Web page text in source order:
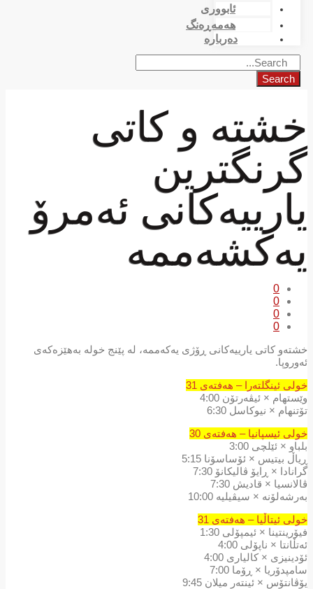
ئابووری
هەمەڕەنگ
دەربارە
Search
خشتە و كاتی
گرنگترین
یارییەكانی ئەمرۆ
یەكشەممە
0
0
0
0
خشتەو کاتی یارییەکانی ڕۆژی یەكەممە، لە پێنج خولە بەهێزەکەی
ئەوروپا.
خولی ئینگلتەرا – هەفتەی 31
وێستهام × ئیڤەرتۆن 4:00
تۆتنهام × نیوکاسل 6:30
خولی ئیسپانیا – هەفتەی 30
بلباو × ئێلچی 3:00
ڕیاڵ بیتیس × ئۆساسۆنا 5:15
گرانادا × ڕایۆ ڤالیکانۆ 7:30
ڤالانسیا × قادیش 7:30
بەرشەلۆنە × سیڤیلیە 10:00
خولی ئیتاڵیا – هەفتەی 31
فیۆرینتینا × ئیمپۆلی 1:30
ئەتڵانتا × ناپۆلی 4:00
ئۆدینیزی × کالیاری 4:00
سامپدۆریا × ڕۆما 7:00
یۆڤانتۆس × ئینتەر میلان 9:45